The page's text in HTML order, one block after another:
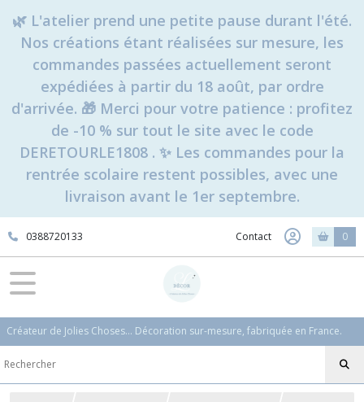
🌿 L'atelier prend une petite pause durant l'été.
Nos créations étant réalisées sur mesure, les
commandes passées actuellement seront
expédiées à partir du 18 août, par ordre
d'arrivée. 🎁 Merci pour votre patience : profitez
de -10 % sur tout le site avec le code
DERETOURLE1808 . ✨ Les commandes pour la
rentrée scolaire restent possibles, avec une
livraison avant le 1er septembre.
0388720133 Contact 0
Créateur de Jolies Choses... Décoration sur-mesure, fabriquée en France.